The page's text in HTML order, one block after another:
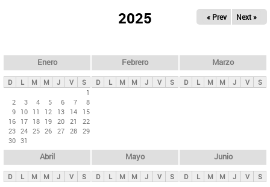
ds
p
n
c
i
p
2025 « Prev Next »
Enero
D L M M J V
S
1
2
3 4 5 6 7
8
9 10 11 12 13 14
15
16 17 18 19 20 21
22
23 24 25 26 27 28 29
30 31
Febrero
D L M M J V S
Marzo
D L M M J V S
Abril
D L M M J V S
Mayo
D L M M J V S
Junio
D L M M J V S